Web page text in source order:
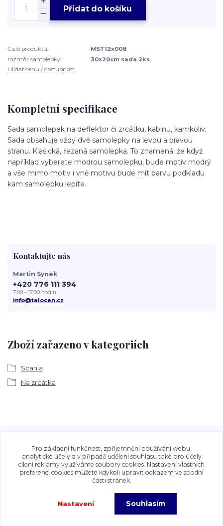
Přidat do košíku
Číslo produktu:
MST12x008
rozměr samolepky:
30x20cm sada 2ks
Hlídat cenu / dostupnost
Kompletní specifikace
Sada samolepek na deflektor či zrcátku, kabinu, kamkoliv.
Sada obsahuje vždy dvě samolepky na levou a pravou
stranu. Klasická, řezaná samolepka. To znamená, že když
například vyberete modrou samolepku, bude motiv modrý
a vše mimo motiv i vně motivu bude mít barvu podkladu
kam samolepku lepíte.
Zboží zařazeno v kategoriích
Scania
Na zrcátka
Kontaktujte nás
Martin Synek
+420 776 111 394
7:00 - 17:00 hodin
info@talocan.cz
obsah zveřejněný na stránkách Talocan.cz a
CeskeSamolepky.cz jsou chráněny autorským právem. Jejich
použití bez předchozího písemného souhlasu provozovatele
je zakázáno.
Pro základní funkčnost, zpříjemnění používání webu,
analytické účely a v případě udělení souhlasu také pro účely
cílení reklamy využíváme soubory cookies. Nastavení vlastních
preferencí cookies můžete kdykoli upravit odkazem ve spodní
části stránek.
Nastavení Souhlasím